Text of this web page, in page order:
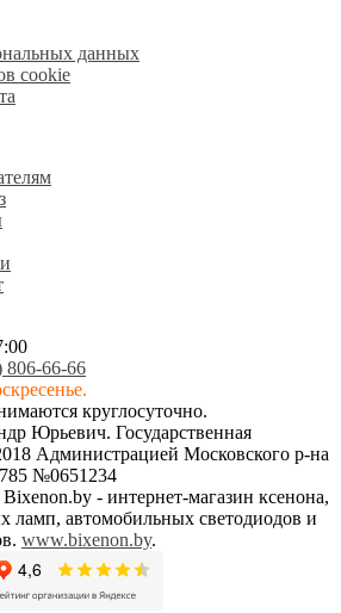
данных
cookie
806-66-66
круглосуточно.
Юрьевич. Государственная
Администрацией Московского р-на
№0651234
- интернет-магазин ксенона,
ламп, автомобильных светодиодов и
www.bixenon.by.